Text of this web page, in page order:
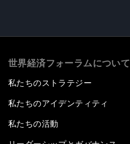
世界経済フォーラムについて
私たちのストラテジー
私たちのアイデンティティ
私たちの活動